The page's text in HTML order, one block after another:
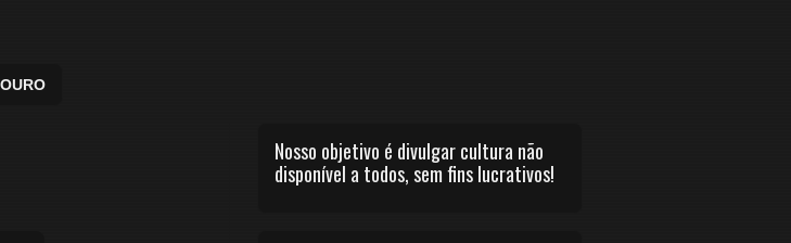
Nosso objetivo é divulgar cultura não
disponível a todos, sem fins lucrativos!